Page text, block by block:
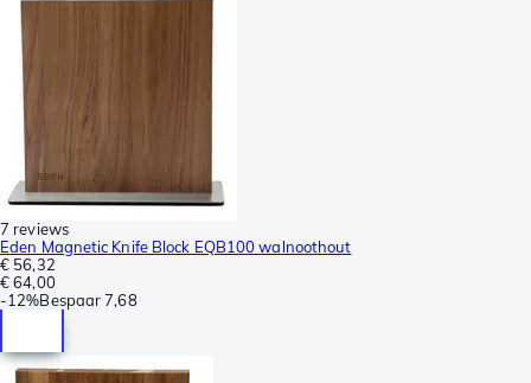
7 reviews
Eden Magnetic Knife Block EQB100 walnoothout
€ 56,32
€ 64,00
-12%Bespaar 7,68